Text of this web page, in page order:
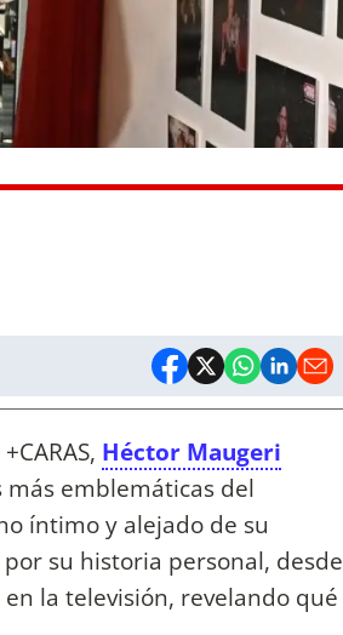
Héctor Maugeri
más emblemáticas del
íntimo y alejado de su
su historia personal, desde
la televisión, revelando qué